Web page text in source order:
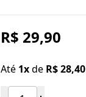
R$ 29,90
Até 1xde R$ 28,40